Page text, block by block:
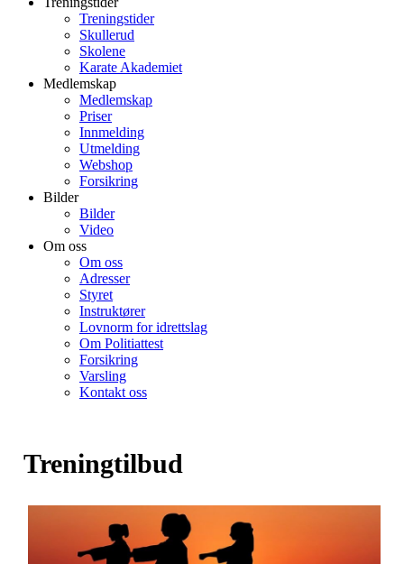
Treningstider
Skullerud
Skolene
Karate Akademiet
Medlemskap
Medlemskap
Priser
Innmelding
Utmelding
Webshop
Forsikring
Bilder
Bilder
Video
Om oss
Om oss
Adresser
Styret
Instruktører
Lovnorm for idrettslag
Om Politiattest
Forsikring
Varsling
Kontakt oss
Treningtilbud